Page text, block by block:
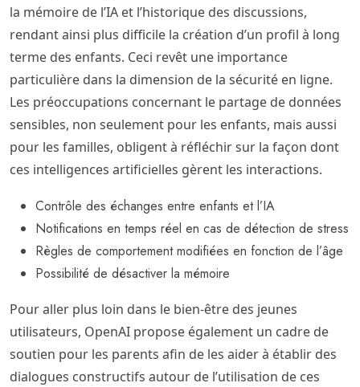
la mémoire de l’IA et l’historique des discussions,
rendant ainsi plus difficile la création d’un profil à long
terme des enfants. Ceci revêt une importance
particulière dans la dimension de la sécurité en ligne.
Les préoccupations concernant le partage de données
sensibles, non seulement pour les enfants, mais aussi
pour les familles, obligent à réfléchir sur la façon dont
ces intelligences artificielles gèrent les interactions.
Contrôle des échanges entre enfants et l’IA
Notifications en temps réel en cas de détection de stress
Règles de comportement modifiées en fonction de l’âge
Possibilité de désactiver la mémoire
Pour aller plus loin dans le bien-être des jeunes
utilisateurs, OpenAI propose également un cadre de
soutien pour les parents afin de les aider à établir des
dialogues constructifs autour de l’utilisation de ces